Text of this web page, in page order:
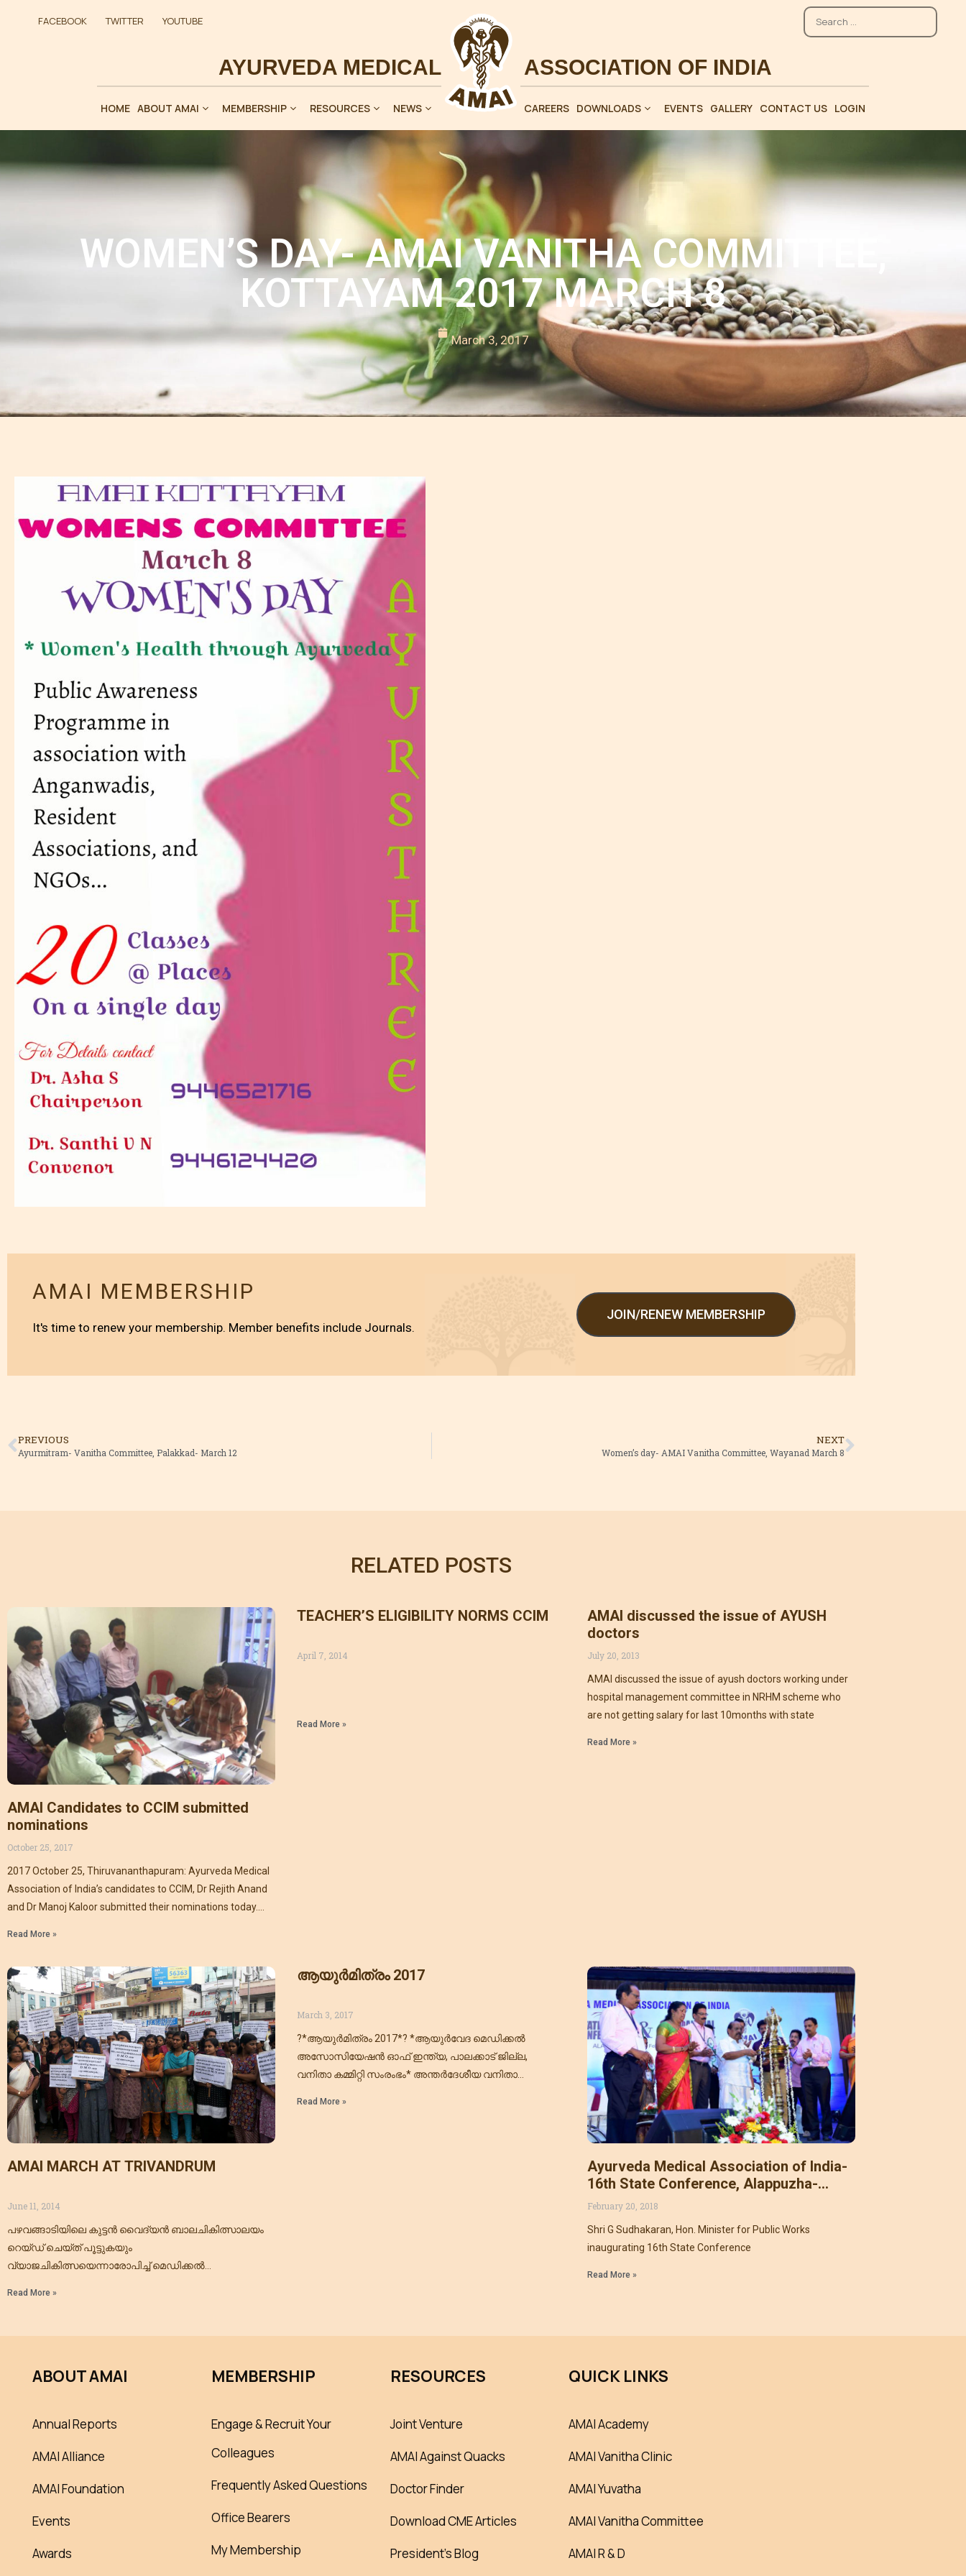
FACEBOOK TWITTER YOUTUBE
HOME ABOUT AMAI MEMBERSHIP RESOURCES NEWS CAREERS DOWNLOADS EVENTS GALLERY CONTACT US LOGIN
WOMEN’S DAY- AMAI VANITHA COMMITTEE,
KOTTAYAM 2017 MARCH 8
March 3, 2017
AMAI MEMBERSHIP
It's time to renew your membership. Member benefits include Journals.
JOIN/RENEW MEMBERSHIP
PREVIOUS
Ayurmitram- Vanitha Committee, Palakkad- March 12
NEXT
Women’s day- AMAI Vanitha Committee, Wayanad March 8
RELATED POSTS
AMAI Candidates to CCIM submitted
nominations
October 25, 2017
2017 October 25, Thiruvananthapuram: Ayurveda Medical
Association of India’s candidates to CCIM, Dr Rejith Anand
and Dr Manoj Kaloor submitted their nominations today.
Read More »
TEACHER’S ELIGIBILITY NORMS CCIM
April 7, 2014
Read More »
AMAI discussed the issue of AYUSH
doctors
July 20, 2013
AMAI discussed the issue of ayush doctors working under
hospital management committee in NRHM scheme who
are not getting salary for last 10months with state
Read More »
AMAI MARCH AT TRIVANDRUM
June 11, 2014
പഴവങ്ങാടിയിലെ കുട്ടന്‍ വൈദ്യന്‍ ബാലചികിത്സാലയം
റെയ്ഡ് ചെയ്ത് പൂട്ടുകയും
വ്യാജചികിത്സയെന്നാരോപിച്ച് മെഡിക്കല്‍
മാര്‍ച്ചും ധര്‍ണയും നടത്തി. എഴുപതിലേറെ
Read More »
ആയുര്‍മിത്രം 2017
March 3, 2017
?*ആയുര്‍മിത്രം 2017*? *ആയുര്‍വേദ മെഡിക്കല്‍
അസോസിയേഷന്‍ ഓഫ് ഇന്ത്യ, പാലക്കാട്‌ ജില്ല,
വനിതാ കമ്മിറ്റി സംരംഭം* അന്തർദേശീയ വനിതാ
Read More »
Ayurveda Medical Association of India-
16th State Conference, Alappuzha-
Glimpses
February 20, 2018
Shri G Sudhakaran, Hon. Minister for Public Works
inaugurating 16th State Conference
Read More »
ABOUT AMAI
Annual Reports
AMAI Alliance
AMAI Foundation
Events
Awards
MEMBERSHIP
Engage & Recruit Your
Colleagues
Frequently Asked Questions
Office Bearers
My Membership
RESOURCES
Joint Venture
AMAI Against Quacks
Doctor Finder
Download CME Articles
President’s Blog
QUICK LINKS
AMAI Academy
AMAI Vanitha Clinic
AMAI Yuvatha
AMAI Vanitha Committee
AMAI R & D